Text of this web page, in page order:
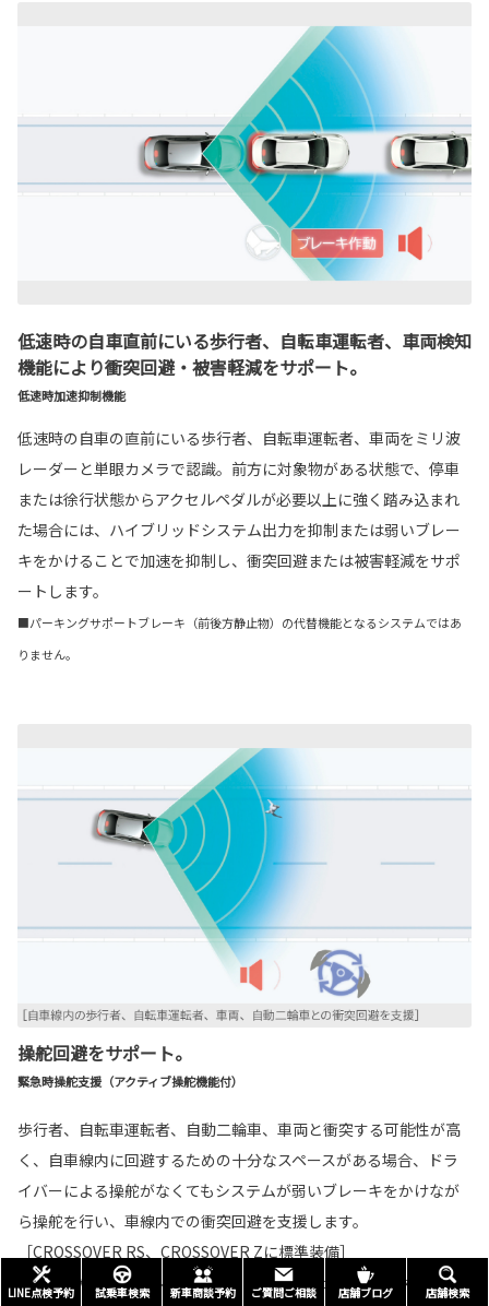
低速時の自車直前にいる歩行者、自転車運転者、車両検知
機能により衝突回避・被害軽減をサポート。
低速時加速抑制機能
低速時の自車の直前にいる歩行者、自転車運転者、車両をミリ波
レーダーと単眼カメラで認識。前方に対象物がある状態で、停車
または徐行状態からアクセルペダルが必要以上に強く踏み込まれ
た場合には、ハイブリッドシステム出力を抑制または弱いブレー
キをかけることで加速を抑制し、衝突回避または被害軽減をサポ
ートします。
■パーキングサポートブレーキ（前後方静止物）の代替機能となるシステムではあ
りません。
操舵回避をサポート。
緊急時操舵支援（アクティブ操舵機能付）
歩行者、自転車運転者、自動二輪車、車両と衝突する可能性が高
く、自車線内に回避するための十分なスペースがある場合、ドラ
イバーによる操舵がなくてもシステムが弱いブレーキをかけなが
ら操舵を行い、車線内での衝突回避を支援します。
［CROSSOVER RS、CROSSOVER Zに標準装備］
■回避するための十分なスペースがない、また、回避先に物があるとシステムが判断
LINE点検予約 試乗車検索 新車商談予約 ご質問ご相談 店舗ブログ 店舗検索